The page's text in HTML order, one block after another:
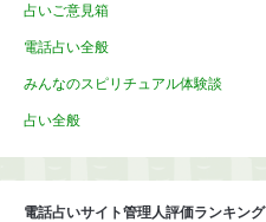
占いご意見箱
電話占い全般
みんなのスピリチュアル体験談
占い全般
電話占いサイト管理人評価ランキング